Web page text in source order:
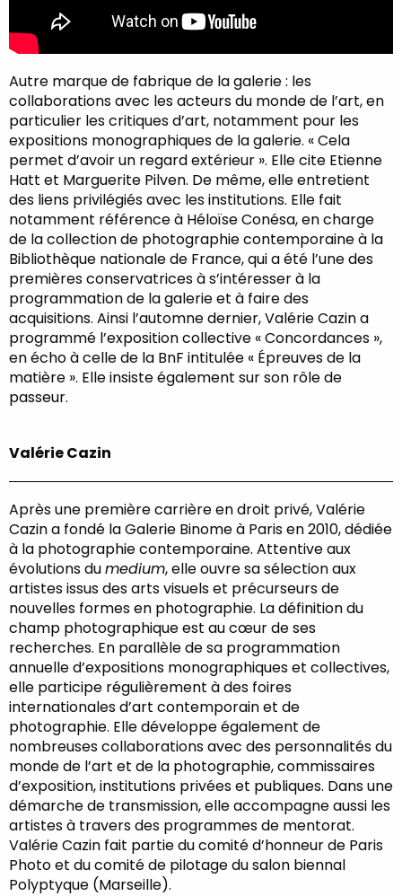
Autre marque de fabrique de la galerie : les
collaborations avec les acteurs du monde de l’art, en
particulier les critiques d’art, notamment pour les
expositions monographiques de la galerie. « Cela
permet d’avoir un regard extérieur ». Elle cite Etienne
Hatt et Marguerite Pilven. De même, elle entretient
des liens privilégiés avec les institutions. Elle fait
notamment référence à Héloïse Conésa, en charge
de la collection de photographie contemporaine à la
Bibliothèque nationale de France, qui a été l’une des
premières conservatrices à s’intéresser à la
programmation de la galerie et à faire des
acquisitions. Ainsi l’automne dernier, Valérie Cazin a
programmé l’exposition collective « Concordances »,
en écho à celle de la BnF intitulée « Épreuves de la
matière ». Elle insiste également sur son rôle de
passeur.
Valérie Cazin
Après une première carrière en droit privé, Valérie
Cazin a fondé la Galerie Binome à Paris en 2010, dédiée
à la photographie contemporaine. Attentive aux
évolutions dumedium, elle ouvre sa sélection aux
artistes issus des arts visuels et précurseurs de
nouvelles formes en photographie. La définition du
champ photographique est au cœur de ses
recherches. En parallèle de sa programmation
annuelle d’expositions monographiques et collectives,
elle participe régulièrement à des foires
internationales d’art contemporain et de
photographie. Elle développe également de
nombreuses collaborations avec des personnalités du
monde de l’art et de la photographie, commissaires
d’exposition, institutions privées et publiques. Dans une
démarche de transmission, elle accompagne aussi les
artistes à travers des programmes de mentorat.
Valérie Cazin fait partie du comité d’honneur de Paris
Photo et du comité de pilotage du salon biennal
Polyptyque (Marseille).